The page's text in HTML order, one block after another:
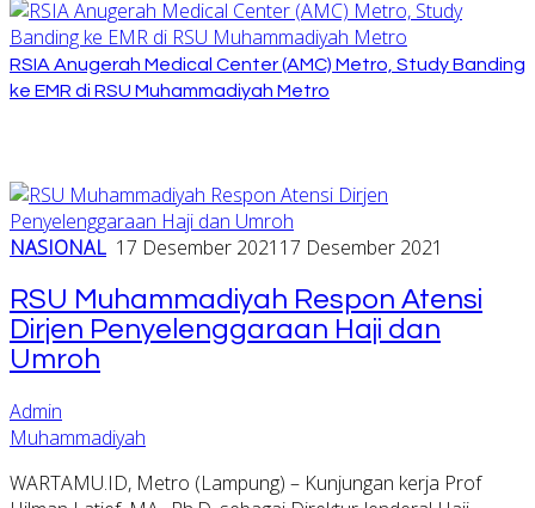
RSIA Anugerah Medical Center (AMC) Metro, Study Banding
ke EMR di RSU Muhammadiyah Metro
NASIONAL 17 Desember 2021 17 Desember 2021
RSU Muhammadiyah Respon Atensi
Dirjen Penyelenggaraan Haji dan
Umroh
Admin
Muhammadiyah
WARTAMU.ID, Metro (Lampung) – Kunjungan kerja Prof